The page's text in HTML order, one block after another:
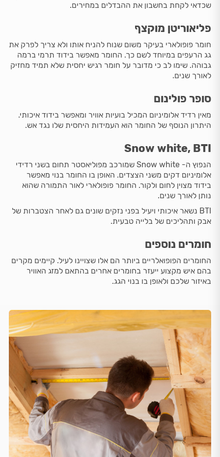
שכדאי לקחת בחשבון את ההבדלים במחירים.
פליאוריטן מוקצף
חומר פופולארי בעיקר משום שנוח להניח אותו ולא צריך לפרק את
גג הרעפים במיוחד לשם כך. החומר מאפשר בידוד תרמי ברמה
גבוהה. שימו לב כי מדובר על חומר רגיש יחסית שלא תמיד מחזיק
לאורך שנים.
סופר פולינום
מאין רדיד אלומיניום המכיל בועיות אוויר ומאפשר בידוד איכותי.
היתרון הנוסף של החומר הוא העמידות היחסית שלו נגד אש.
Snow white, BTI
הנפוץ ה- Snow white שמורכב מפוליאסטר תחום בשני רדידי
אלומיניום דקים משני הצצדים. האופן בו החומר בנוי מאפשר
בידוד מצוין לחום ולקור. החומר פופולארי לאור התמורה שהוא
נותן לאורך שנים.
BTI נשאר איכותי ויעיל בפני נזקים שונים גם לאחר הצטברות של
אבק ותהליכים של בלייה טבעית.
חומרים נוספים
החומרים הפופואלריים ביותר הם אלו שצויינו לעיל. קיימים מקרים
בהם איש מקצוע ייעזר בחומרים אחרים בהתאם למזג האוויר
באיזור שלכם ולאופן בו בנוי הגג.